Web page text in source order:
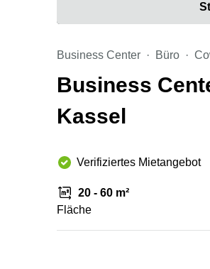
Business Center Büro
Business
Kassel
Verifiziertes Mietangebot
20 - 60 m²
Fläche